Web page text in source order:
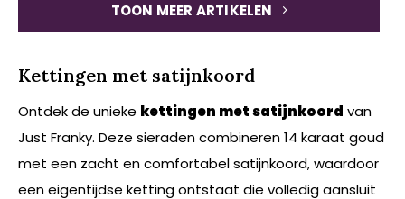
TOON MEER ARTIKELEN
Kettingen met satijnkoord
Ontdek de unieke kettingen met satijnkoord van
Just Franky. Deze sieraden combineren 14 karaat goud
met een zacht en comfortabel satijnkoord, waardoor
een eigentijdse ketting ontstaat die volledig aansluit